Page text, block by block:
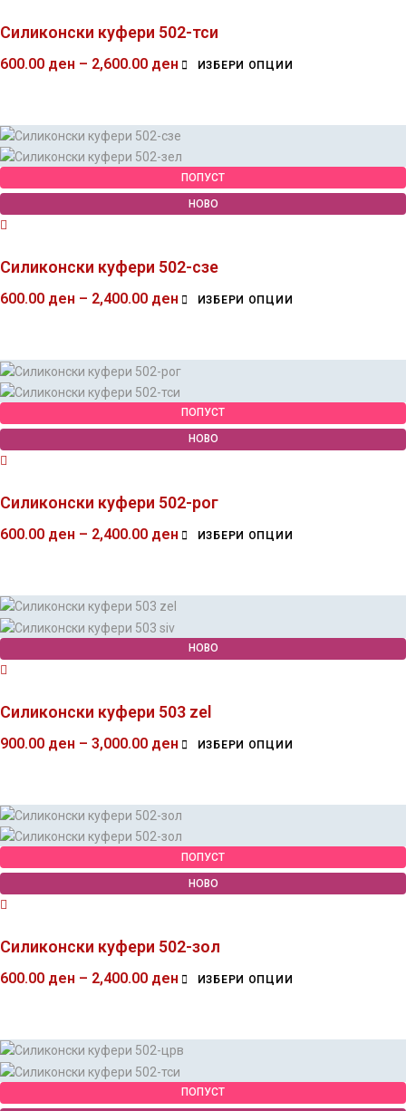
Силиконски куфери 502-тси
600.00 ден – 2,600.00 ден ИЗБЕРИ ОПЦИИ
ПОПУСТ
НОВО
Силиконски куфери 502-сзе
600.00 ден – 2,400.00 ден ИЗБЕРИ ОПЦИИ
ПОПУСТ
НОВО
Силиконски куфери 502-рог
600.00 ден – 2,400.00 ден ИЗБЕРИ ОПЦИИ
НОВО
Силиконски куфери 503 zel
900.00 ден – 3,000.00 ден ИЗБЕРИ ОПЦИИ
ПОПУСТ
НОВО
Силиконски куфери 502-зол
600.00 ден – 2,400.00 ден ИЗБЕРИ ОПЦИИ
ПОПУСТ